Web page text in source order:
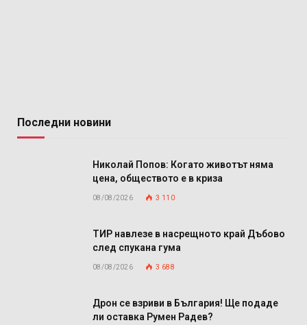
Последни новини
Николай Попов: Когато животът няма
цена, обществото е в криза
08/08/2026 3 110
ТИР навлезе в насрещното край Дъбово
след спукана гума
08/08/2026 3 688
Дрон се взриви в България! Ще подаде
ли оставка Румен Радев?